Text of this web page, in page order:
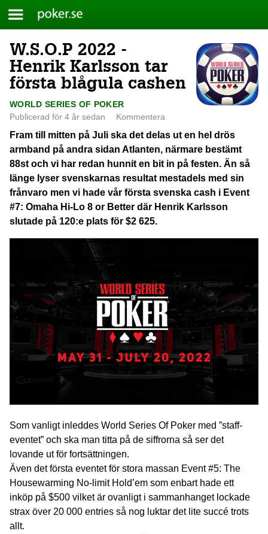
Skip
to
content
Meny
Poker.se
W.S.O.P 2022 -
Henrik Karlsson tar
första blågula cashen
WORLD SERIES OF POKER
Publicerad för 4 år sedan
Kommentera
Fram till mitten på Juli ska det delas ut en hel drös
armband på andra sidan Atlanten, närmare bestämt
88st och vi har redan hunnit en bit in på festen. Än så
länge lyser svenskarnas resultat mestadels med sin
frånvaro men vi hade vår första svenska cash i Event
#7: Omaha Hi-Lo 8 or Better där Henrik Karlsson
slutade på 120:e plats för $2 625.
Som vanligt inleddes World Series Of Poker med ”staff-
eventet” och ska man titta på de siffrorna så ser det
lovande ut för fortsättningen.
Även det första eventet för stora massan Event #5: The
Housewarming No-limit Hold’em som enbart hade ett
inköp på $500 vilket är ovanligt i sammanhanget lockade
strax över 20 000 entries så nog luktar det lite succé trots
allt.